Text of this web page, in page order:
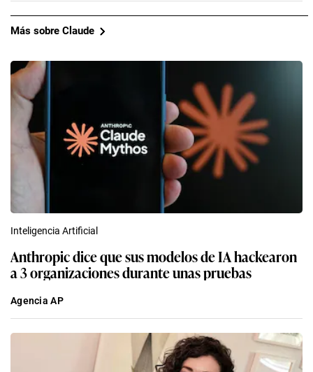
Más sobre Claude
Inteligencia Artificial
Anthropic dice que sus modelos de IA hackearon
a 3 organizaciones durante unas pruebas
Agencia AP